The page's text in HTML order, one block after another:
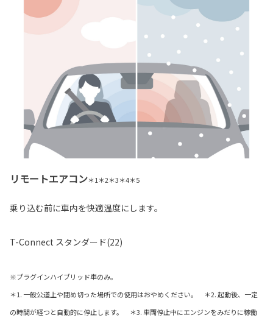
リモートエアコン＊1＊2＊3＊4＊5
乗り込む前に車内を快適温度にします。
T-Connect スタンダード(22)
※プラグインハイブリッド車のみ。
＊1. 一般公道上や閉め切った場所での使用はおやめください。 ＊2. 起動後、一定
の時間が経つと自動的に停止します。 ＊3. 車両停止中にエンジンをみだりに稼働